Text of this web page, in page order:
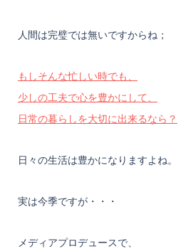
人間は完璧では無いですからね；
もしそんな忙しい時でも、
少しの工夫で心を豊かにして、
日常の暮らしを大切に出来るなら？
日々の生活は豊かになりますよね。
実は今季ですが・・・
メディアプロデュースで、